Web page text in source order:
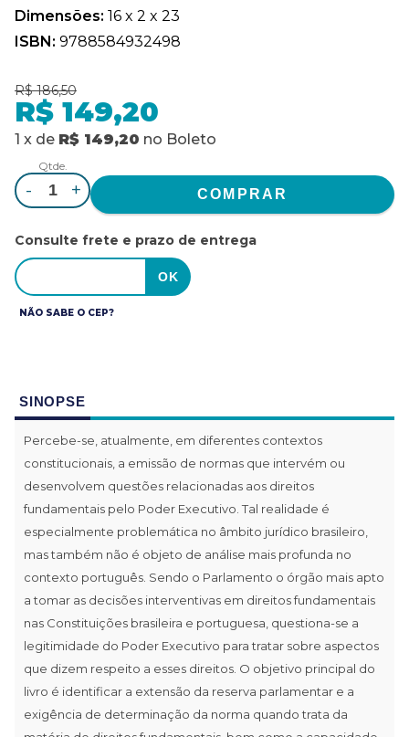
Dimensões: 16 x 2 x 23
ISBN: 9788584932498
R$ 186,50
R$ 149,20
1 x de R$ 149,20 no Boleto
Qtde.
- +
Consulte frete e prazo de entrega
NÃO SABE O CEP?
SINOPSE
Percebe-se, atualmente, em diferentes contextos
constitucionais, a emissão de normas que intervém ou
desenvolvem questões relacionadas aos direitos
fundamentais pelo Poder Executivo. Tal realidade é
especialmente problemática no âmbito jurídico brasileiro,
mas também não é objeto de análise mais profunda no
contexto português. Sendo o Parlamento o órgão mais apto
a tomar as decisões interventivas em direitos fundamentais
nas Constituições brasileira e portuguesa, questiona-se a
legitimidade do Poder Executivo para tratar sobre aspectos
que dizem respeito a esses direitos. O objetivo principal do
livro é identificar a extensão da reserva parlamentar e a
exigência de determinação da norma quando trata da